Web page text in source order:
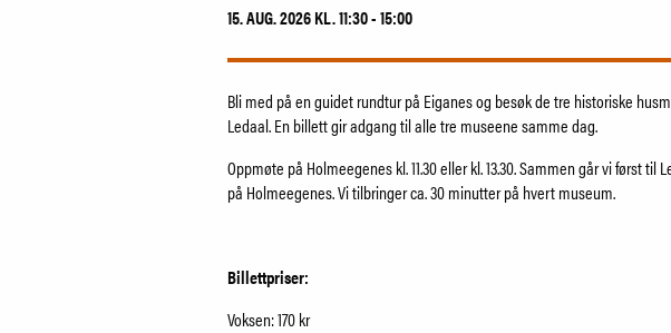
15. AUG. 2026 KL. 11:30 - 15:00
Bli med på en guidet rundtur på Eiganes og besøk de tre historiske
Ledaal. En billett gir adgang til alle tre museene samme dag.
Oppmøte på Holmeegenes kl. 11.30 eller kl. 13.30. Sammen går vi først
på Holmeegenes. Vi tilbringer ca. 30 minutter på hvert museum.
Billettpriser:
Voksen: 170 kr